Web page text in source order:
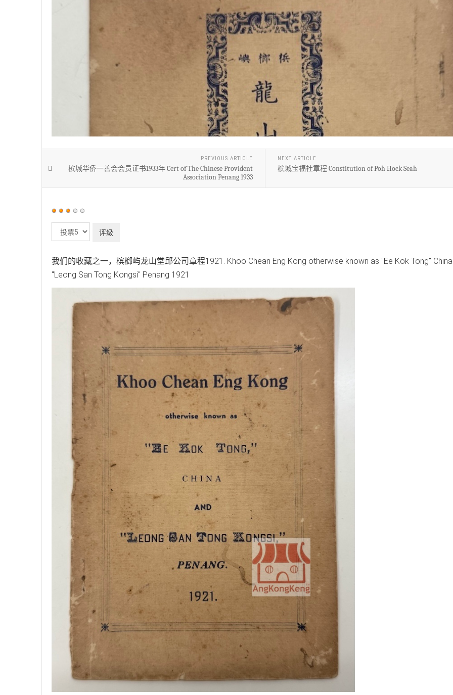
PREVIOUS ARTICLE
槟城华侨一善会会员证书1933年 Cert of The Chinese Provident
Association Penang 1933
NEXT ARTICLE
槟城宝福社章程 Constitution of Poh Hock Seah
用
评
我们的收藏之一，槟榔屿龙山堂邱公司章程1921. Khoo Chean Eng Kong otherwise known as "Ee Kok Tong"
"Leong San Tong Kongsi" Penang 1921